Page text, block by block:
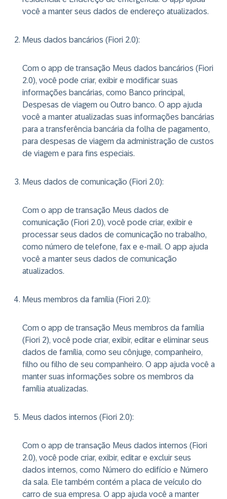
você a manter seus dados de endereço atualizados.
Meus dados bancários (Fiori 2.0):
Com o app de transação Meus dados bancários (Fiori
2.0), você pode criar, exibir e modificar suas
informações bancárias, como Banco principal,
Despesas de viagem ou Outro banco. O app ajuda
você a manter atualizadas suas informações bancárias
para a transferência bancária da folha de pagamento,
para despesas de viagem da administração de custos
de viagem e para fins especiais.
Meus dados de comunicação (Fiori 2.0):
Com o app de transação Meus dados de
comunicação (Fiori 2.0), você pode criar, exibir e
processar seus dados de comunicação no trabalho,
como número de telefone, fax e e-mail. O app ajuda
você a manter seus dados de comunicação
atualizados.
Meus membros da família (Fiori 2.0):
Com o app de transação Meus membros da família
(Fiori 2), você pode criar, exibir, editar e eliminar seus
dados de família, como seu cônjuge, companheiro,
filho ou filho de seu companheiro. O app ajuda você a
manter suas informações sobre os membros da
família atualizadas.
Meus dados internos (Fiori 2.0):
Com o app de transação Meus dados internos (Fiori
2.0), você pode criar, exibir, editar e excluir seus
dados internos, como Número do edifício e Número
da sala. Ele também contém a placa de veículo do
carro de sua empresa. O app ajuda você a manter